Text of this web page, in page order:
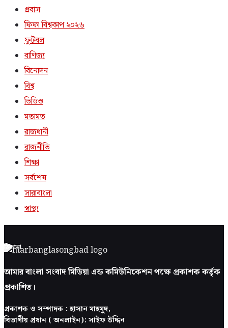
প্রবাস
ফিফা বিশ্বকাপ ২০২৬
ফুটবল
বাণিজ্য
বিনোদন
বিশ্ব
ভিডিও
মতামত
রাজধানী
রাজনীতি
শিক্ষা
সর্বশেষ
সারাবাংলা
স্বাস্থ্য
ঠিকানা
আমার বাংলা সংবাদ মিডিয়া এন্ড কমিউনিকেশন পক্ষে প্রকাশক কর্তৃক
প্রকাশিত।
প্রকাশক ও সম্পাদক : হাসান মাহমুদ,
বিভাগীয় প্রধান ( অনলাইন): সাইফ উদ্দিন